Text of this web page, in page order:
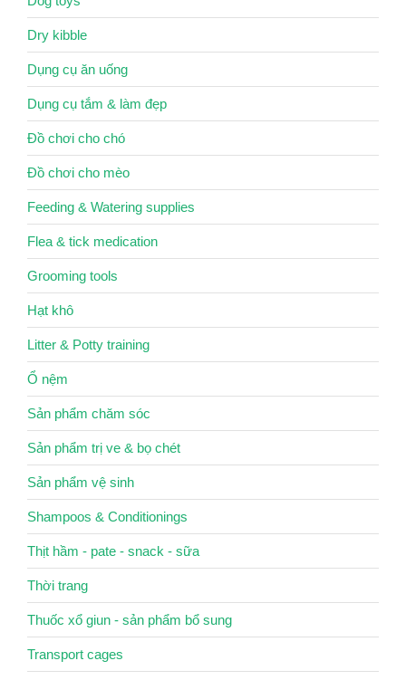
Dry kibble
Dụng cụ ăn uống
Dụng cụ tắm & làm đẹp
Đồ chơi cho chó
Đồ chơi cho mèo
Feeding & Watering supplies
Flea & tick medication
Grooming tools
Hạt khô
Litter & Potty training
Ổ nệm
Sản phẩm chăm sóc
Sản phẩm trị ve & bọ chét
Sản phẩm vệ sinh
Shampoos & Conditionings
Thịt hầm - pate - snack - sữa
Thời trang
Thuốc xổ giun - sản phẩm bổ sung
Transport cages